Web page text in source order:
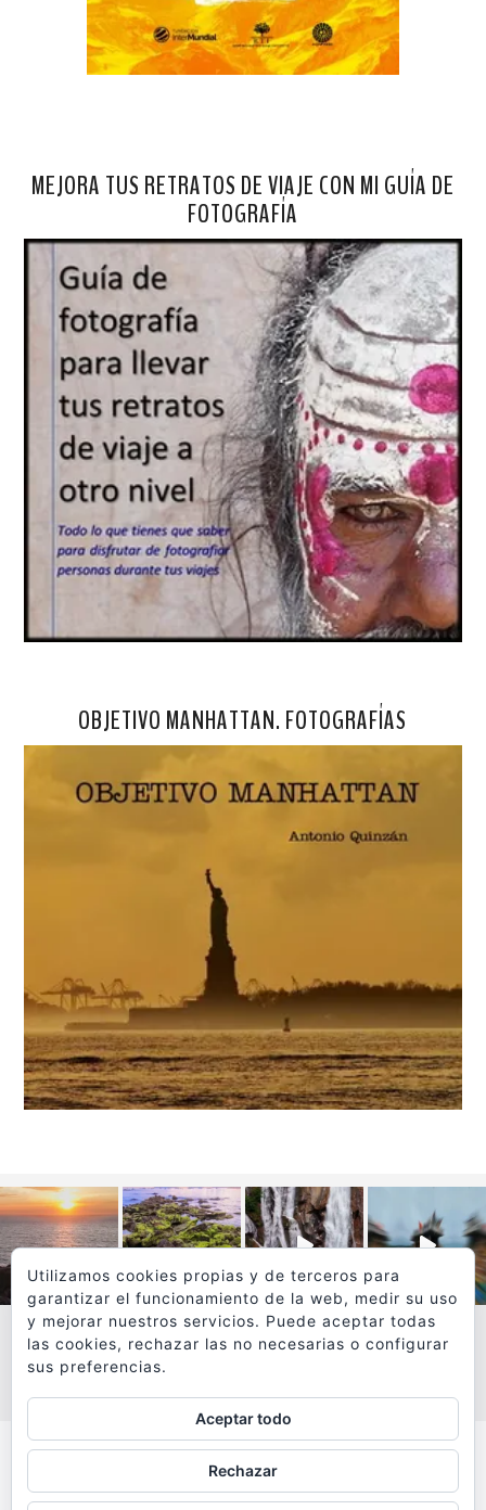
MEJORA TUS RETRATOS DE VIAJE CON MI GUÍA DE
FOTOGRAFÍA
OBJETIVO MANHATTAN. FOTOGRAFÍAS
VER MÁS
Todos los textos y fotografías de
www.viajesyfotografia.comson propiedad de su autor
Utilizamos cookies propias y de terceros para
garantizar el funcionamiento de la web, medir su uso
y mejorar nuestros servicios. Puede aceptar todas
las cookies, rechazar las no necesarias o configurar
sus preferencias.
Aceptar todo
Rechazar